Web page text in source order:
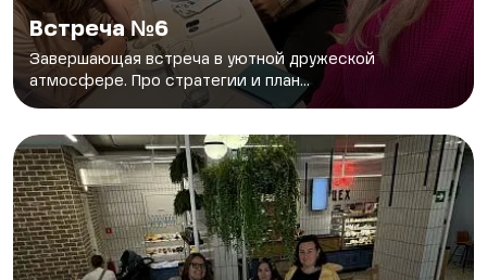
Встреча №6
Завершающая встреча в уютной дружеской
атмосфере. Про стратегии и план...